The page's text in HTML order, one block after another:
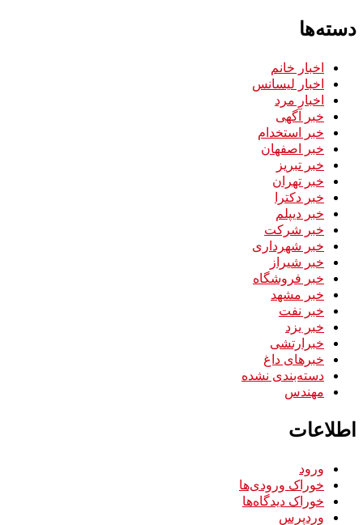
دسته‌ها
اخبار خانم
اخبار لیسانس
اخبار مرد
خبر آگهی
خبر استخدام
خبر اصفهان
خبر تبریز
خبر تهران
خبر دکترا
خبر دیپلم
خبر شرکت
خبر شهرداری
خبر شیراز
خبر فروشگاه
خبر مشهد
خبر نفت
خبر یزد
خبرارتشی
خبرهای داغ
دسته‌بندی نشده
مهندس
اطلاعات
ورود
خوراک ورودی‌ها
خوراک دیدگاه‌ها
وردپرس